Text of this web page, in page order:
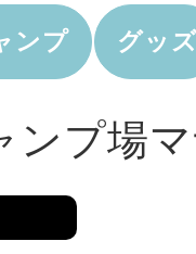
ンプ グッ
ンプ場